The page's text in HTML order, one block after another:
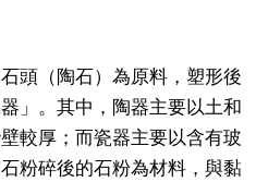
頭（陶石）為原料，塑形後
」。其中，陶器主要以土和
較厚；而瓷器主要以含有玻
粉碎後的石粉為材料，與黏